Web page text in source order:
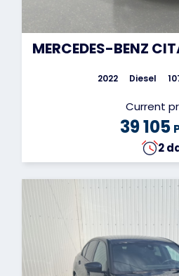
MERCEDES-BENZ
2022 Diesel
Current
39 105
2